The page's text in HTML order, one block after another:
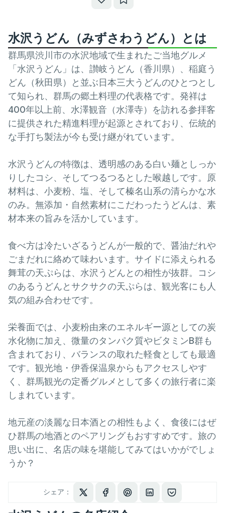
水沢うどん（みずさわうどん）とは
群馬県渋川市の水沢地域で生まれたご当地グルメ
「水沢うどん」は、讃岐うどん（香川県）、稲庭う
どん（秋田県）と並ぶ日本三大うどんのひとつとし
て知られ、群馬の郷土料理の代表格です。発祥は
400年以上前、水澤観音（水澤寺）を訪れる参拝客
に提供された精進料理が起源とされており、伝統的
な手打ち製法が今も受け継がれています。
水沢うどんの特徴は、透明感のある白い麺としっか
りしたコシ、そしてつるつるとした喉越しです。原
材料は、小麦粉、塩、そして榛名山系の清らかな水
のみ。無添加・自然素材にこだわったうどんは、素
材本来の旨みを活かしています。
食べ方は冷たいざるうどんが一般的で、醤油だれや
ごまだれに絡めて味わいます。サイドに添えられる
舞茸の天ぷらは、水沢うどんとの相性が抜群。コシ
のあるうどんとサクサクの天ぷらは、観光客にも人
気の組み合わせです。
栄養面では、小麦粉由来のエネルギー源としての炭
水化物に加え、微量のタンパク質やビタミンB群も
含まれており、バランスの取れた軽食としても最適
です。観光地・伊香保温泉からもアクセスしやす
く、群馬観光の定番グルメとして多くの旅行者に楽
しまれています。
地元産の淡麗な日本酒との相性もよく、食後にはぜ
ひ群馬の地酒とのペアリングもおすすめです。旅の
思い出に、名店の味を堪能してみてはいかがでしょ
うか？
シェア：